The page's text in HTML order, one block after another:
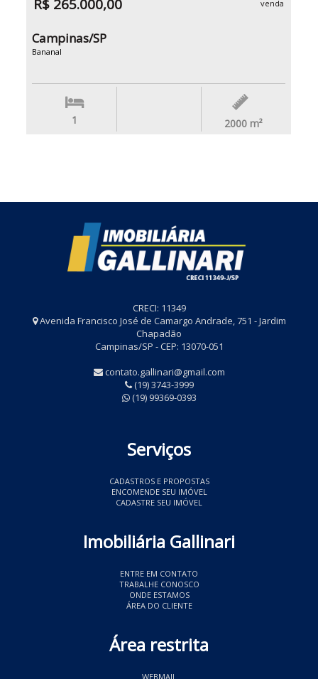
R$ 265.000,00 venda
Campinas/SP
Bananal
1 2000 m²
CRECI: 11349
Avenida Francisco José de Camargo Andrade, 751 - Jardim
Chapadão
Campinas/SP - CEP: 13070-051
contato.gallinari@gmail.com
(19) 3743-3999
(19) 99369-0393
Serviços
CADASTROS E PROPOSTAS
ENCOMENDE SEU IMÓVEL
CADASTRE SEU IMÓVEL
Imobiliária Gallinari
ENTRE EM CONTATO
TRABALHE CONOSCO
ONDE ESTAMOS
ÁREA DO CLIENTE
Área restrita
WEBMAIL